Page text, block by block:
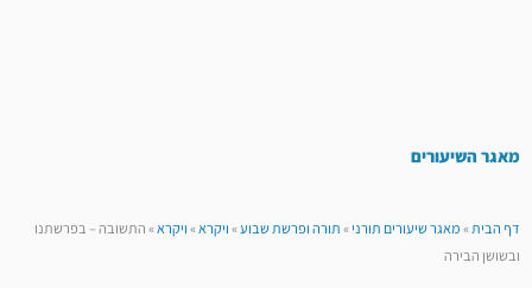
מאגר השיעורים
דף הבית»מאגר שיעורים תורני»תורה ופרשת שבוע»ויקרא»ויקרא»התשובה – בפרשתנו
ובשושן הבירה